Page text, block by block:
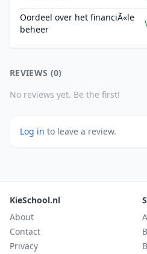
Oordeel over het financiÃ«le
beheer
REVIEWS (0)
No reviews yet. Be the first!
Log in to leave a review.
KieSchool.nl
About
Contact
Privacy